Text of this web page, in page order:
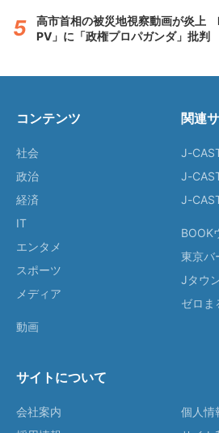
高市首相の被災地視察動画が炎上
PV」に「政権プロパガンダ」批判
コンテンツ
社会
政治
経済
IT
エンタメ
スポーツ
メディア
動画
関連
J-
J-
J-
BOOK
東京バ
Jタウ
ゼロま
サイトについて
会社案内
個人情